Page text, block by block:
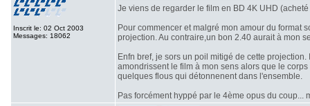
Inscrit le: 02 Oct 2003
Messages: 18062
Je viens de regarder le film en BD 4K UHD
Pour commencer et malgré mon amour du format
projection. Au contraire,un bon 2.40 aurait à mon
Enfn bref, je sors un poil mitigé de cette
amondrissent le film à mon sens alors que le
quelques flous qui détonnenent dans l'ensemble.
Pas forcément hyppé par le 4ème opus du